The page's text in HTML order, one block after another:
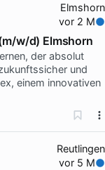
Elmshorn
vor 2 M
w/d) Elmshorn
der absolut
und
einem innovativen
Reutlingen
vor 5 M